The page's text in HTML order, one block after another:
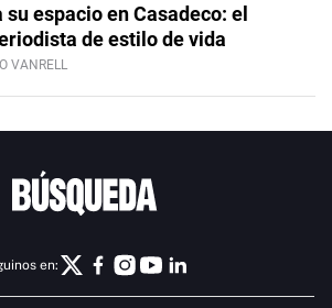
espacio en Casadeco: el
de estilo de vida
VANRELL
en: